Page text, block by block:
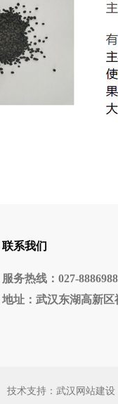
联系我们
服务热线：027-
地址：武汉东湖高新区
技术支持： 武汉网站建设